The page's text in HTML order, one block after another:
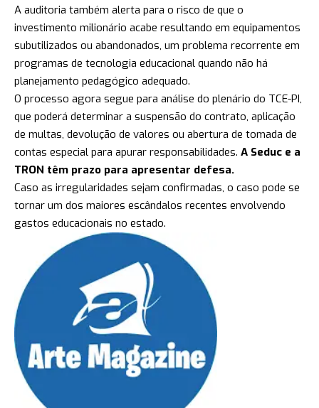
A auditoria também alerta para o risco de que o
investimento milionário acabe resultando em equipamentos
subutilizados ou abandonados, um problema recorrente em
programas de tecnologia educacional quando não há
planejamento pedagógico adequado.
O processo agora segue para análise do plenário do TCE-PI,
que poderá determinar a suspensão do contrato, aplicação
de multas, devolução de valores ou abertura de tomada de
contas especial para apurar responsabilidades. A Seduc e a
TRON têm prazo para apresentar defesa.
Caso as irregularidades sejam confirmadas, o caso pode se
tornar um dos maiores escândalos recentes envolvendo
gastos educacionais no estado.